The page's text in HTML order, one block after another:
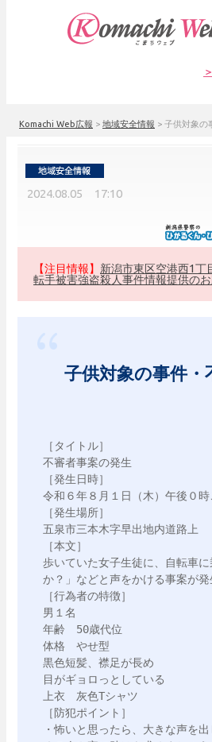
Komachi Web広報 > 地域安全情報 > 子供対象の
2024.08.05 17:10
【注目情報】 新潟市東区空港西1丁
転手被害強盗殺人事件情報提供の
子供対象の事件・
［タイトル］
不審者事案の発生
［発生日時］
令和６年８月１日（木）午後０時
［発生場所］
五泉市三本木字早出地内道路上
［本文］
歩いていた女子生徒に、自転車
か？」などと声をかける事案が発
［行為者の特徴］
男１名
年齢　50歳代位
体格　やせ型
黒色短髪、襟足が長め
目がギョロっとしている
上衣　灰色Tシャツ
［防犯ポイント］
・怖いと思ったら、大きな声を